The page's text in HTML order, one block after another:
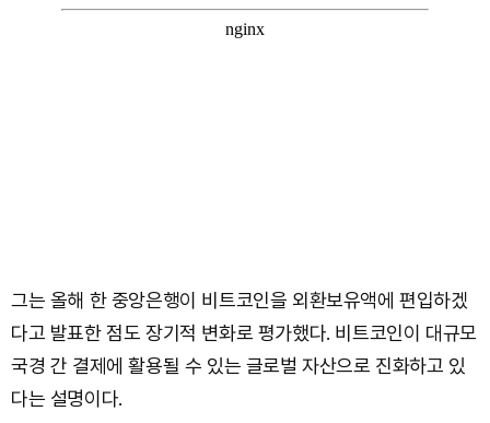
그는 올해 한 중앙은행이 비트코인을 외환보유액에 편입하겠
다고 발표한 점도 장기적 변화로 평가했다. 비트코인이 대규모
국경 간 결제에 활용될 수 있는 글로벌 자산으로 진화하고 있
다는 설명이다.